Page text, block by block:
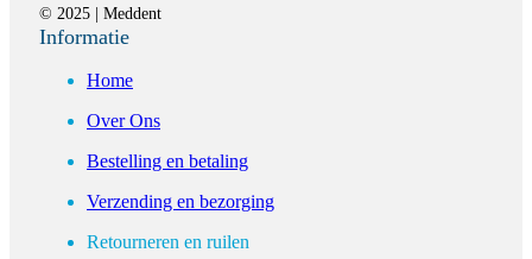
© 2025 | Meddent
Informatie
Home
Over Ons
Bestelling en betaling
Verzending en bezorging
Retourneren en ruilen